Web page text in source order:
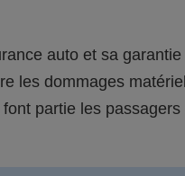
auto et sa
les dommages
partie les